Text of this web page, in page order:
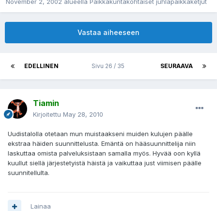
November 2, 2002 alueella Paikkakuntakohtaiset juhlapaikkaketjut
Vastaa aiheeseen
EDELLINEN SEURAAVA
Sivu 26 / 35
Tiamin
Kirjoitettu May 28, 2010
Uudistalolla otetaan mun muistaakseni muiden kulujen päälle
ekstraa häiden suunnittelusta. Emäntä on hääsuunnittelija niin
laskuttaa omista palveluksistaan samalla myös. Hyvää oon kyllä
kuullut siellä järjestetyistä häistä ja vaikuttaa just viimisen päälle
suunnitellulta.
Lainaa